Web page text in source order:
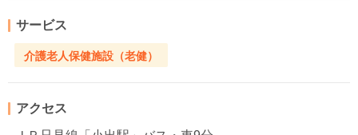
サービス
介護老人保健施設（老健）
アクセス